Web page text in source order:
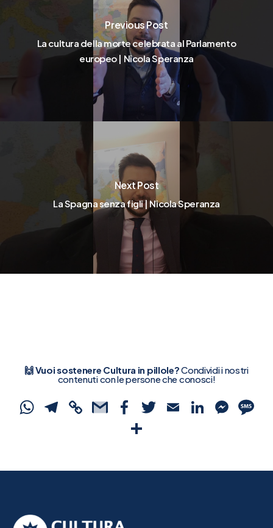
Previous Post
La cultura della morte celebrata al Parlamento
europeo | Nicola Speranza
Next Post
La Spagna senza figli | Nicola Speranza
🙌 Vuoi sostenere Cultura in pillole?Condividi i nostri
contenuti con le persone che conosci!
WhatsApp
Telegram
CopyGmailFacebook
Twitter
Email